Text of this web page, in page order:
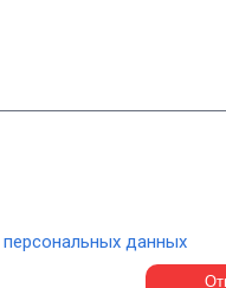
персональных данных